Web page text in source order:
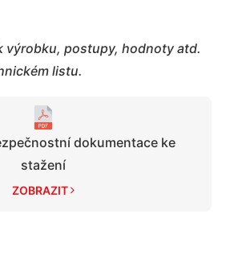
výrobku, postupy, hodnoty atd.
listu.
dokumentace ke
stažení
ZOBRAZIT